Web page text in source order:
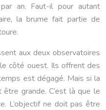
an. Faut-il pour autant
la brume fait partie de
aux deux observatoires
côté ouest. Ils offrent des
est dégagé. Mais si la
grande. C’est là que le
L’objectif ne doit pas être